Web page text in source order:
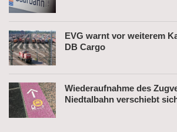
EVG warnt vor weiterem
DB Cargo
Wiederaufnahme des
Niedtalbahn verschiebt